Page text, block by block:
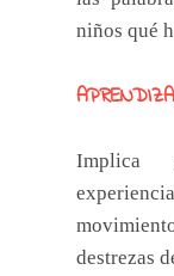
niños qué
Implica
destrezas